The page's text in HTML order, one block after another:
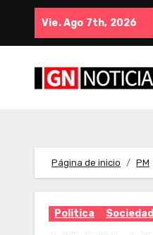
Vie. Ago 7th, 2026
Página de inicio PM
Politica Sociedad